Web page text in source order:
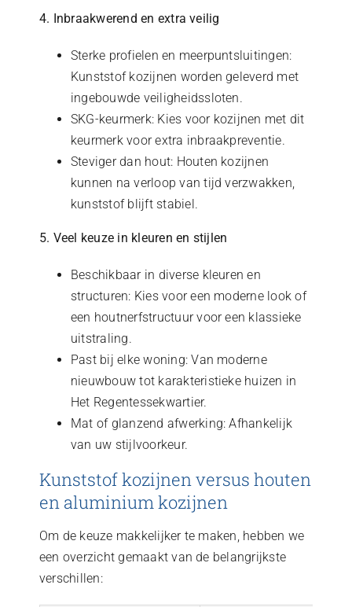
4. Inbraakwerend en extra veilig
Sterke profielen en meerpuntsluitingen:
Kunststof kozijnen worden geleverd met
ingebouwde veiligheidssloten.
SKG-keurmerk: Kies voor kozijnen met dit
keurmerk voor extra inbraakpreventie.
Steviger dan hout: Houten kozijnen
kunnen na verloop van tijd verzwakken,
kunststof blijft stabiel.
5. Veel keuze in kleuren en stijlen
Beschikbaar in diverse kleuren en
structuren: Kies voor een moderne look of
een houtnerfstructuur voor een klassieke
uitstraling.
Past bij elke woning: Van moderne
nieuwbouw tot karakteristieke huizen in
Het Regentessekwartier.
Mat of glanzend afwerking: Afhankelijk
van uw stijlvoorkeur.
Kunststof kozijnen versus houten
en aluminium kozijnen
Om de keuze makkelijker te maken, hebben we
een overzicht gemaakt van de belangrijkste
verschillen: